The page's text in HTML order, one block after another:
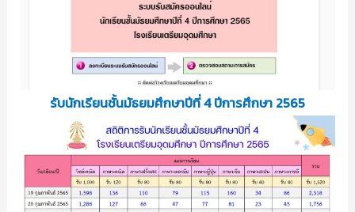
รับนักเรียนชั้นมัธยมศึกษาปีที่ 4 ปีการศึกษา 2565